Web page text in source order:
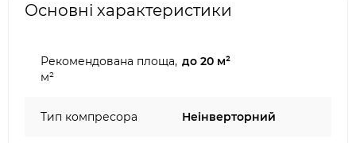
Основні характеристики
Рекомендована площа,
м²
до 20 м²
Тип компресора Неінверторний